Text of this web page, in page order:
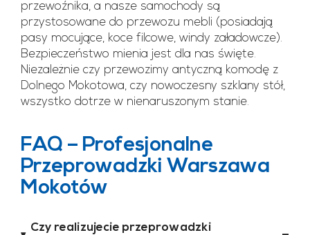
przewoźnika, a nasze samochody są
przystosowane do przewozu mebli (posiadają
pasy mocujące, koce filcowe, windy załadowcze).
Bezpieczeństwo mienia jest dla nas święte.
Niezależnie czy przewozimy antyczną komodę z
Dolnego Mokotowa, czy nowoczesny szklany stół,
wszystko dotrze w nienaruszonym stanie.
FAQ – Profesjonalne
Przeprowadzki Warszawa
Mokotów
Czy realizujecie przeprowadzki